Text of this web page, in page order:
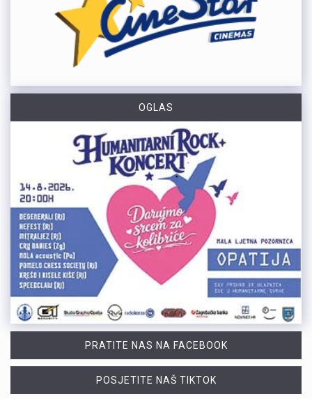
OGLAS
PRATITE NAS NA FACEBOOK
POSJETITE NAŠ TIKTOK